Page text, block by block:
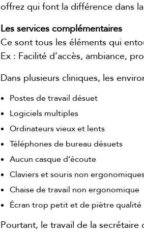
offrez qui font la différence dans
Les services complémentaires
Ce sont tous les éléments qui
Ex : Facilité d’accès, ambiance,
Dans plusieurs cliniques, les
Postes de travail désuet
Logiciels multiples
Ordinateurs vieux et lents
Téléphones de bureau désuets
Aucun casque d’écoute
Claviers et souris non
Chaise de travail non ergonomique
Écran trop petit et de piètre qualité
Pourtant, le travail de la